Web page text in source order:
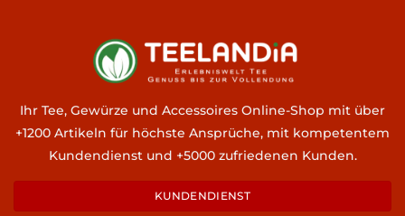
Ihr Tee, Gewürze und Accessoires Online-Shop mit über
+1200 Artikeln für höchste Ansprüche, mit kompetentem
Kundendienst und +5000 zufriedenen Kunden.
KUNDENDIENST